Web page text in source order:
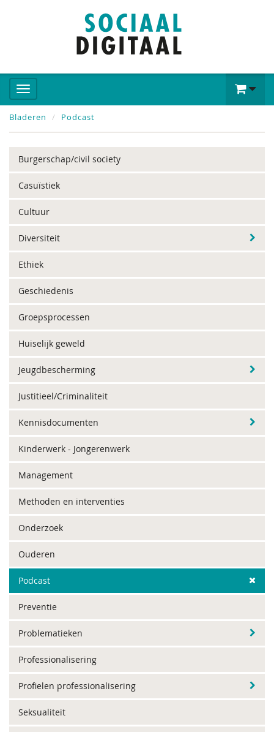
Bladeren Podcast
Burgerschap/civil society
Casuïstiek
Cultuur
Diversiteit
Ethiek
Geschiedenis
Groepsprocessen
Huiselijk geweld
Jeugdbescherming
Justitieel/Criminaliteit
Kennisdocumenten
Kinderwerk - Jongerenwerk
Management
Methoden en interventies
Onderzoek
Ouderen
Podcast
Preventie
Problematieken
Professionalisering
Profielen professionalisering
Seksualiteit